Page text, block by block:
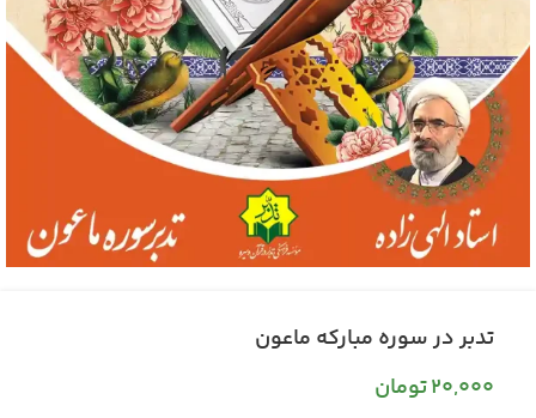
تدبر در سوره مبارکه ماعون
20,000تومان